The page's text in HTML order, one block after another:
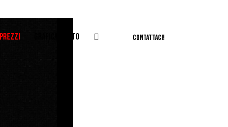
PREZZI GRAFICA E FOTO CONTATTACI!